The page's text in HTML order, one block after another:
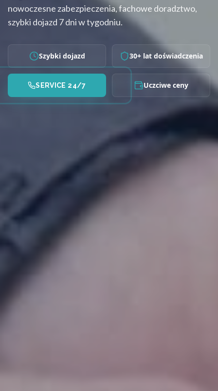
nowoczesne zabezpieczenia, fachowe doradztwo,
szybki dojazd 7 dni w tygodniu.
Szybki dojazd 30+ lat doświadczenia
SERVICE 24/7 Uczciwe ceny